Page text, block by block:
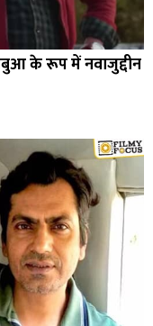
बबुआ के रूप में नवाजुद्दीन